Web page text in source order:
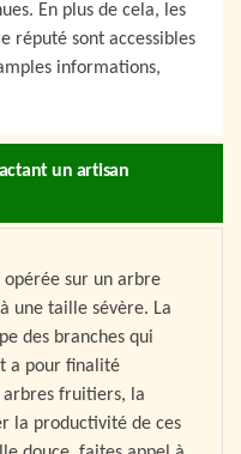
En plus de cela, les
réputé sont accessibles
informations,
un artisan
opérée sur un arbre
une taille sévère. La
des branches qui
a pour finalité
arbres fruitiers, la
la productivité de ces